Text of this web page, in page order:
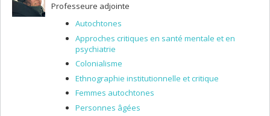
autochtones afin de comprendre les contextes
dans lesquels s’exercent la violence et de
ou des éléments de réponse pour aider ces
femmes;
La pertinence de l’approche de réduction des
méfaits pour intervenir auprès des femmes
victimes de violence conjugale qui ne souhaitent
pas ou quittent difficilement le conjoint qui a des
comportements violents;
Professeure adjointe
Autochtones
Approches critiques en santé mentale et en
psychiatrie
Colonialisme
Ethnographie institutionnelle et critique
Femmes autochtones
Personnes âgées